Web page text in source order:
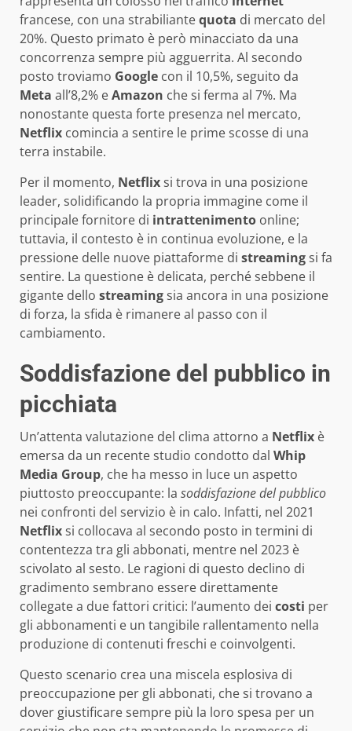
francese, con una strabiliantequota di mercato del
20%. Questo primato è però minacciato da una
concorrenza sempre più agguerrita. Al secondo
posto troviamo Google con il 10,5%, seguito da
Meta all’8,2% eAmazon che si ferma al 7%. Ma
nonostante questa forte presenza nel mercato,
Netflix comincia a sentire le prime scosse di una
terra instabile.
Per il momento, Netflixsi trova in una posizione
leader, solidificando la propria immagine come il
principale fornitore di intrattenimento online;
tuttavia, il contesto è in continua evoluzione, e la
pressione delle nuove piattaforme di streamingsi fa
sentire. La questione è delicata, perché sebbene il
gigante dello streamingsia ancora in una posizione
di forza, la sfida è rimanere al passo con il
cambiamento.
Soddisfazione del pubblico in
picchiata
Un’attenta valutazione del clima attorno a Netflix è
emersa da un recente studio condotto dal Whip
Media Group, che ha messo in luce un aspetto
piuttosto preoccupante: la soddisfazione del pubblico
nei confronti del servizio è in calo. Infatti, nel 2021
Netflixsi collocava al secondo posto in termini di
contentezza tra gli abbonati, mentre nel 2023 è
scivolato al sesto. Le ragioni di questo declino di
gradimento sembrano essere direttamente
collegate a due fattori critici: l’aumento dei costi per
gli abbonamenti e un tangibile rallentamento nella
produzione di contenuti freschi e coinvolgenti.
Questo scenario crea una miscela esplosiva di
preoccupazione per gli abbonati, che si trovano a
dover giustificare sempre più la loro spesa per un